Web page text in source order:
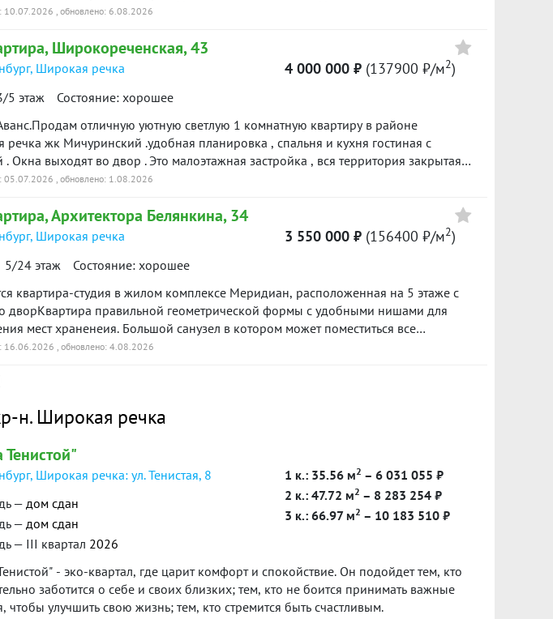
обременений, без долгов, никто не прописан. ID объекта в нашей базе:
10.07.2026 , обновлено: 6.08.2026
, Широкореченская, 43
, Широкая речка
5 этаж Состояние: хорошее
4 000 000 ₽ (137900 ₽/м2)
отличную уютную светлую 1 комнатную квартиру в районе
речка жк Мичуринский .удобная планировка , спальня и кухня гостиная с
Окна выходят во двор . Это малоэтажная застройка , вся территория закрытая ,
современная детская площадка , район с развитой инфраструктурой рядом
. Хорошие дружелюбные соседи , мало квартир на этаже , тихий зеленыы
желающих на просмотр. Помощь в одобрении ипотеки. ID объекта в
05.07.2026 , обновлено: 1.08.2026
, Архитектора Белянкина, 34
, Широкая речка
5/24 этаж Состояние: хорошее
3 550 000 ₽ (156400 ₽/м2)
квартира-студия в жилом комплексе Меридиан, расположенная на 5 этаже с
дворКвартира правильной геометрической формы с удобными нишами для
мест храненеия. Большой санузел в котором может поместиться все
включая стиральную машинку. Квартира с ремонтом, на полу ламинат,
окно с двумя открывающимися створками В шаговой доступности:-
Пункты выдачи заказов маркетплейсов- До трамвайной остановки 15 минут
сделкеЗаписывайтесь на просмотр! ID объекта в нашей базе: 12776
16.06.2026 , обновлено: 4.08.2026
н. Широкая речка
Широкая речка: ул. Тенистая, 8
— дом сдан
— дом сдан
— III квартал 2026
1 к.: 35.56 м2 – 6 031 055 ₽
2 к.: 47.72 м2 – 8 283 254 ₽
3 к.: 66.97 м2 – 10 183 510 ₽
- эко-квартал, где царит комфорт и спокойствие. Он подойдет тем, кто
заботится о себе и своих близких; тем, кто не боится принимать важные
чтобы улучшить свою жизнь; тем, кто стремится быть счастливым.